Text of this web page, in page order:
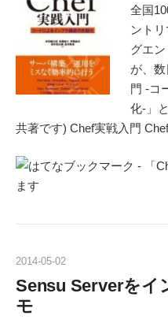
全国
ント
グエ
が、
門 -コ
化-」
共著です) Chef実戦入門
2014-05-02
Sensu Serverをイ
モ